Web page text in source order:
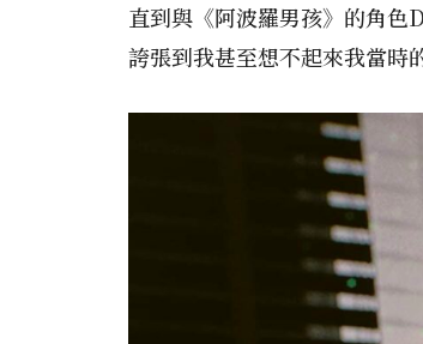
直到與《阿波羅男孩》的角
誇張到我甚至想不起來我當時